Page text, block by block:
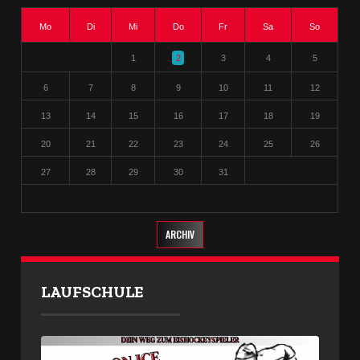
Mo Di Mi Do Fr Sa So
1 2 3 4 5
6 7 8 9 10 11 12
13 14 15 16 17 18 19
20 21 22 23 24 25 26
27 28 29 30 31
ARCHIV
LAUFSCHULE